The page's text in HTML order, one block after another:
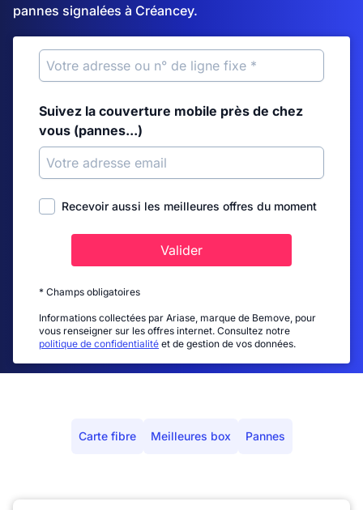
pannes signalées à Créancey.
Suivez la couverture mobile près de chez
vous (pannes...)
Recevoir aussi les meilleures offres du moment
Valider
* Champs obligatoires
Informations collectées par Ariase, marque de Bemove, pour
vous renseigner sur les offres internet. Consultez notre
politique de confidentialité et de gestion de vos données.
Carte fibre Meilleures box Pannes